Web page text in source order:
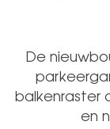
De
balkenraster
en